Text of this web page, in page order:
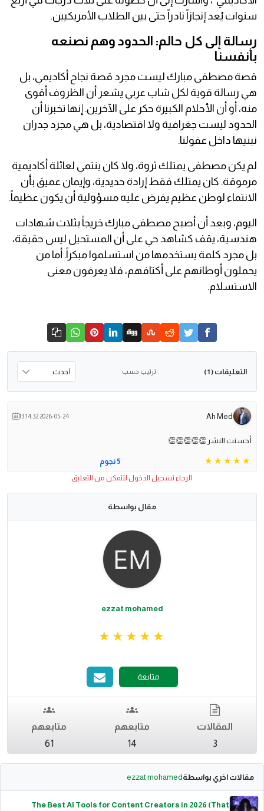
سنوات يُعد إنجازاً نادراً حتى بين الطلاب الأمريكيين.
رسالة إلى كل حالم: الحدود وهم نصنعه
بأنفسنا
قصة مصطفى مبارك ليست مجرد قصة نجاح أكاديمي، بل
هي رسالة قوية لكل شاب عربي يشعر أن الظروف أقوى
منه، أو أن الأحلام الكبيرة حكر على الآخرين. إنها تخبرنا أن
الحدود ليست جغرافية ولا اقتصادية، بل هي مجرد جدران
نبنيها داخل عقولنا.
لم يكن مصطفى يمتلك ثروة، ولا كان ينتمي لعائلة أكاديمية
مرموقة. كان يمتلك فقط إرادة حديدية، وإيمان عميق بأن
الانتماء لوطن عظيم يفرض عليه مسؤولية أن يكون عظيماً.
اليوم، وبعد أن أصبح مصطفى مبارك خريجاً بثلاث شهادات
هندسية، يقف كشاهد حي على أن المستحيل ليس حقيقة،
بل مجرد كلمة يستخدمها من استسلموا مبكراً. أما من
يحملون أوطانهم على أكتافهم، فلا يعرفون معنى
الاستسلام.
التعليقات ( 1 ) ترتيب حسب
Ah Med
2026-05-24 13:14:32
أحسنت النشر 👏👏👏👏👏
5 نجوم
الرجاء تسجيل الدخول لتتمكن من التعليق
مقال بواسطة
ezzat mohamed
متابعة
المقالات
3
متابعهم
14
متابعهم
61
مقالات اخري بواسطة ezzat mohamed
The Best AI Tools for Content Creators in 2026 (That